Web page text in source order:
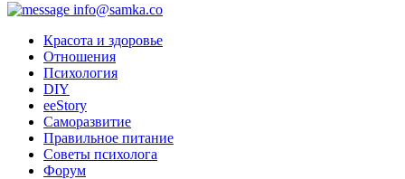
info@samka.co
Красота и здоровье
Отношения
Психология
DIY
ееStory
Саморазвитие
Правильное питание
Советы психолога
Форум